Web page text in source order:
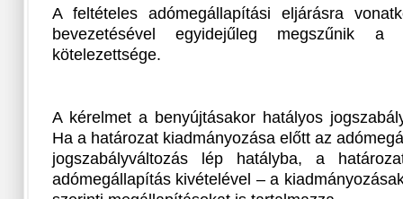
A feltételes adómegállapítási eljárásra
bevezetésével egyidejűleg megszűnik a
kötelezettsége.
A kérelmet a benyújtásakor hatályos
Ha a határozat kiadmányozása előtt az
jogszabályváltozás lép hatályba, a
adómegállapítás kivételével – a